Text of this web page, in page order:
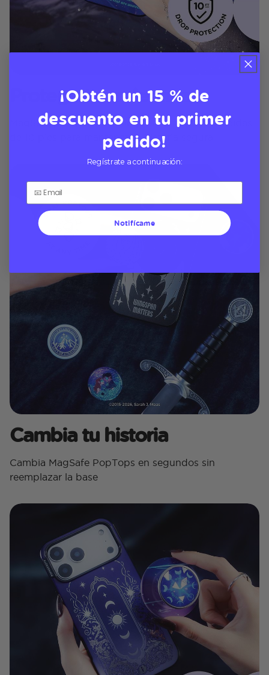
Protege tus relecturas
MagSafe phone cases con protección contra caídas
de 10 pies para mantener tu historia segura
Cambia tu historia
Cambia MagSafe PopTops en segundos sin
reemplazar la base
¡Obtén un 15 % de
descuento en tu primer
pedido!
Regístrate a continuación:
Notifícame